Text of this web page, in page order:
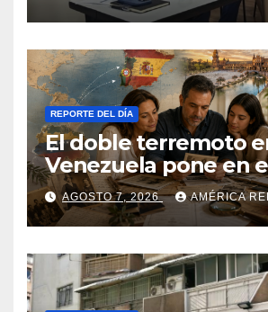
REPORTE DEL DÍA
El doble terremoto
Venezuela pone en
las alternativas
solicitar la
parte de personas
vínculos familiares
y Portugal
AGOSTO 7, 2026 AMÉRICA